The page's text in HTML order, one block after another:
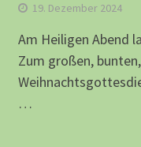
19. Dezember 2024
Am Heiligen Abend
Zum großen,
…